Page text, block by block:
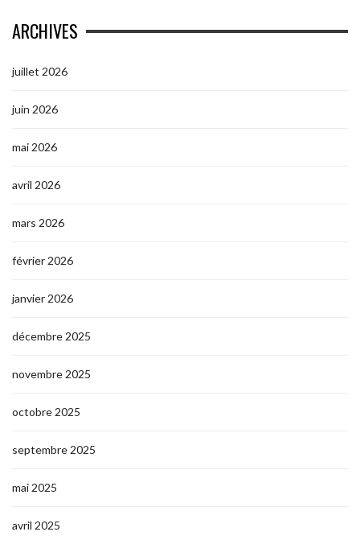
ARCHIVES
juillet 2026
juin 2026
mai 2026
avril 2026
mars 2026
février 2026
janvier 2026
décembre 2025
novembre 2025
octobre 2025
septembre 2025
mai 2025
avril 2025